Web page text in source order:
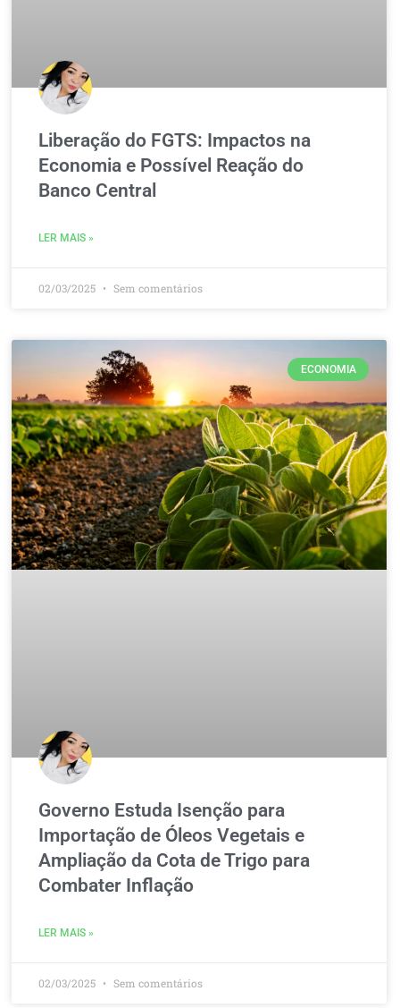
Liberação do FGTS: Impactos na
Economia e Possível Reação do
Banco Central
LER MAIS »
02/03/2025 Sem comentários
ECONOMIA
Governo Estuda Isenção para
Importação de Óleos Vegetais e
Ampliação da Cota de Trigo para
Combater Inflação
LER MAIS »
02/03/2025 Sem comentários